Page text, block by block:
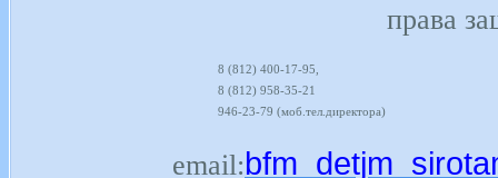
права
8 (812) 400-17-95,
8 (812) 958-35-21
946-23-79 (моб.тел.директора)
email: